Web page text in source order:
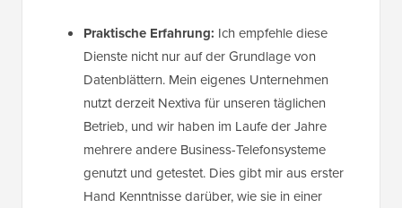
Praktische Erfahrung: Ich empfehle diese
Dienste nicht nur auf der Grundlage von
Datenblättern. Mein eigenes Unternehmen
nutzt derzeit Nextiva für unseren täglichen
Betrieb, und wir haben im Laufe der Jahre
mehrere andere Business-Telefonsysteme
genutzt und getestet. Dies gibt mir aus erster
Hand Kenntnisse darüber, wie sie in einer